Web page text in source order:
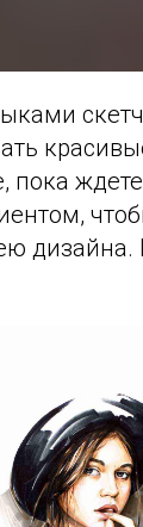
пока
дизайна.